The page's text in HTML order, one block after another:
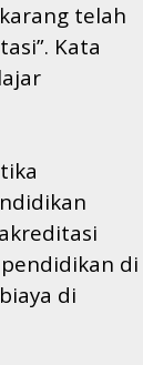
telah
Kata
di
di